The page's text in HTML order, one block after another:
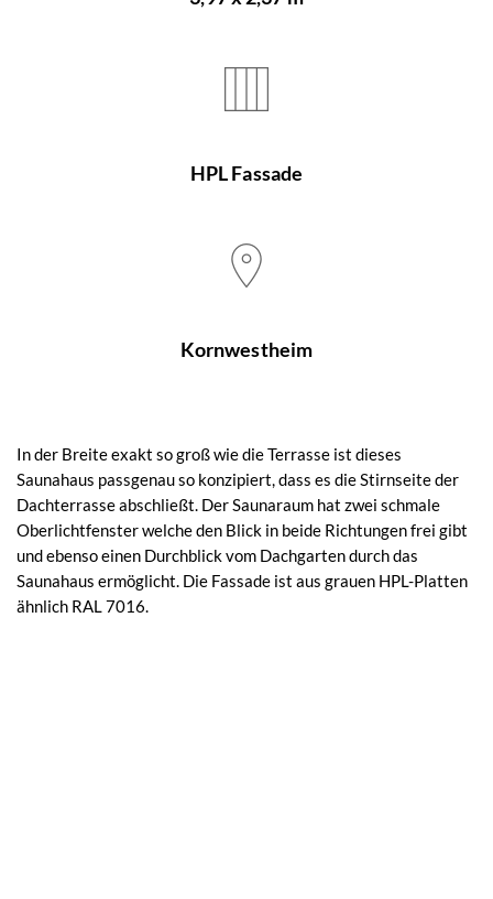
HPL Fassade
Kornwestheim
In der Breite exakt so groß wie die Terrasse ist dieses
Saunahaus passgenau so konzipiert, dass es die Stirnseite der
Dachterrasse abschließt. Der Saunaraum hat zwei schmale
Oberlichtfenster welche den Blick in beide Richtungen frei gibt
und ebenso einen Durchblick vom Dachgarten durch das
Saunahaus ermöglicht. Die Fassade ist aus grauen HPL-Platten
ähnlich RAL 7016.